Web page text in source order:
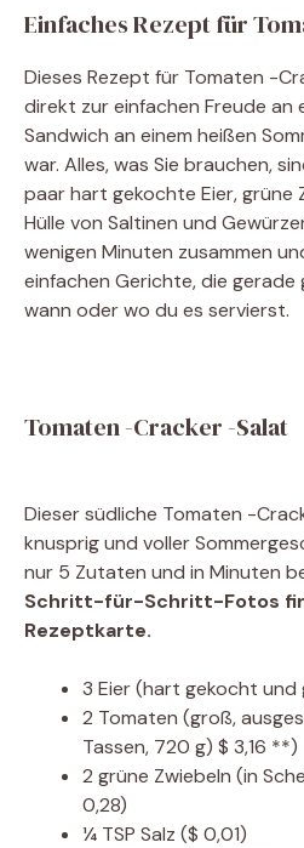
Einfaches Rezept für
Dieses Rezept für Tomaten -
direkt zur einfachen Freude an
Sandwich an einem heißen
war. Alles, was Sie brauchen,
paar hart gekochte Eier, grüne
Hülle von Saltinen und
wenigen Minuten zusammen
einfachen Gerichte, die gerade
wann oder wo du es servierst.
Tomaten -Cracker -Salat
Dieser südliche Tomaten -
knusprig und voller
nur 5 Zutaten und in Minuten
Schritt-für-Schritt-Fotos
Rezeptkarte.
3 Eier(hart gekocht und
2 Tomaten (groß,
Tassen, 720 g) $ 3,16 **)
2 grüne Zwiebeln (in
0,28)
¼ TSP Salz ($ 0,01)